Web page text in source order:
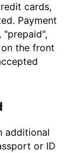
cards,
Payment
"prepaid",
the front
additional
or ID